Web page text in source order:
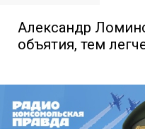
Александр
объятия, тем